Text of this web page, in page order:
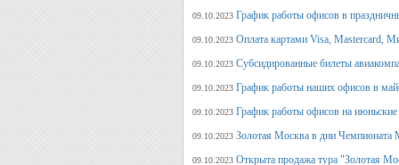
09.10.2023 График работы офисов в
09.10.2023 Оплата картами Visa, Mastercard,
09.10.2023 Субсидированные билеты
09.10.2023 График работы наших офисов в
09.10.2023 График работы офисов на
09.10.2023 Золотая Москва в дни Чемпионата
09.10.2023 Открыта продажа тура "Золотая